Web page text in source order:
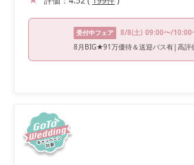
受付中フェア 8/8(土) 09:00〜/10:00〜/